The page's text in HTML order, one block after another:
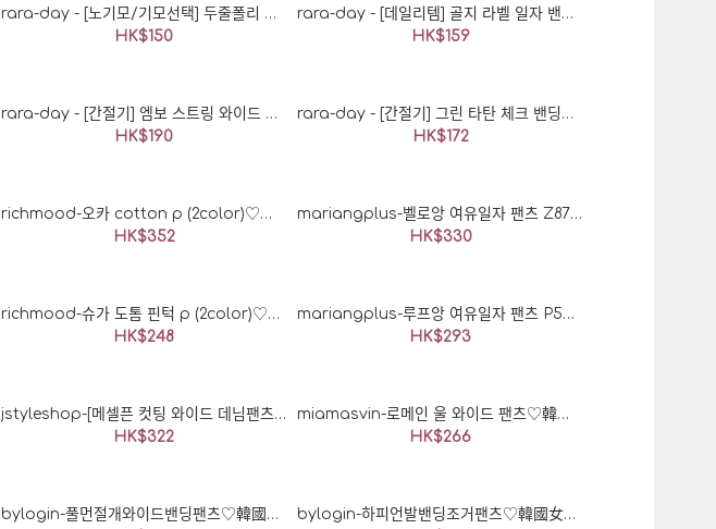
HK$352
택] 두줄폴리 조거 트레이닝
바지/운동복 인기 바지 탄탄한
HK$150
rara-day - [노기모/기모선택] 두줄폴리 조거 트레이닝 바지/운동복 인기 바지 탄탄한 소재 당일발송! : 라라데이♡韓國加大碼女裝褲
HK$150
rara-day - [데일리템] 골지 라벨 일자 밴딩슬렉스/밑위넉넉 : 라라데이♡韓國加大碼女裝褲
HK$159
rara-day - [간절기] 엠보 스트링 와이드 점프수트 : 라라데이♡韓國加大碼女裝褲
HK$190
rara-day - [간절기] 그린 타탄 체크 밴딩바지 : 라라데이♡韓國加大碼女裝褲
HK$172
richmood-오카 cotton p (2color)♡韓國加大碼褲
HK$352
mariangplus-벨로앙 여유일자 팬츠 Z87♡韓國女裝褲
HK$330
richmood-슈가 도톰 핀턱 p (2color)♡韓國加大碼褲
HK$248
mariangplus-루프앙 여유일자 팬츠 P5973♡韓國女裝褲
HK$293
jstyleshop-[메셀픈 컷팅 와이드 데님팬츠]♡韓國女裝褲
HK$322
miamasvin-로메인 울 와이드 팬츠♡韓國女裝褲
HK$266
bylogin-풀먼절개와이드밴딩팬츠♡韓國女裝褲
bylogin-하피언발밴딩조거팬츠♡韓國女裝褲